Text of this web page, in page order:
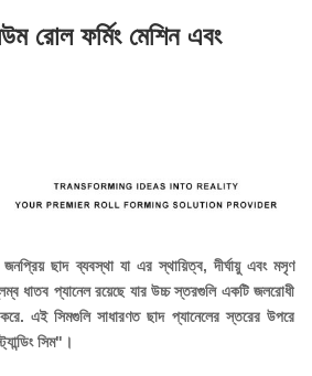
রোল ফর্মিং মেশিন এবং
জনপ্রিয় ছাদ ব্যবস্থা যা এর স্থায়িত্ব, দীর্ঘায়ু এবং মসৃণ
ধাতব প্যানেল রয়েছে যার উচ্চ স্তরগুলি একটি জলরোধী
এই সিমগুলি সাধারণত ছাদ প্যানেলের স্তরের উপরে
সিম"।